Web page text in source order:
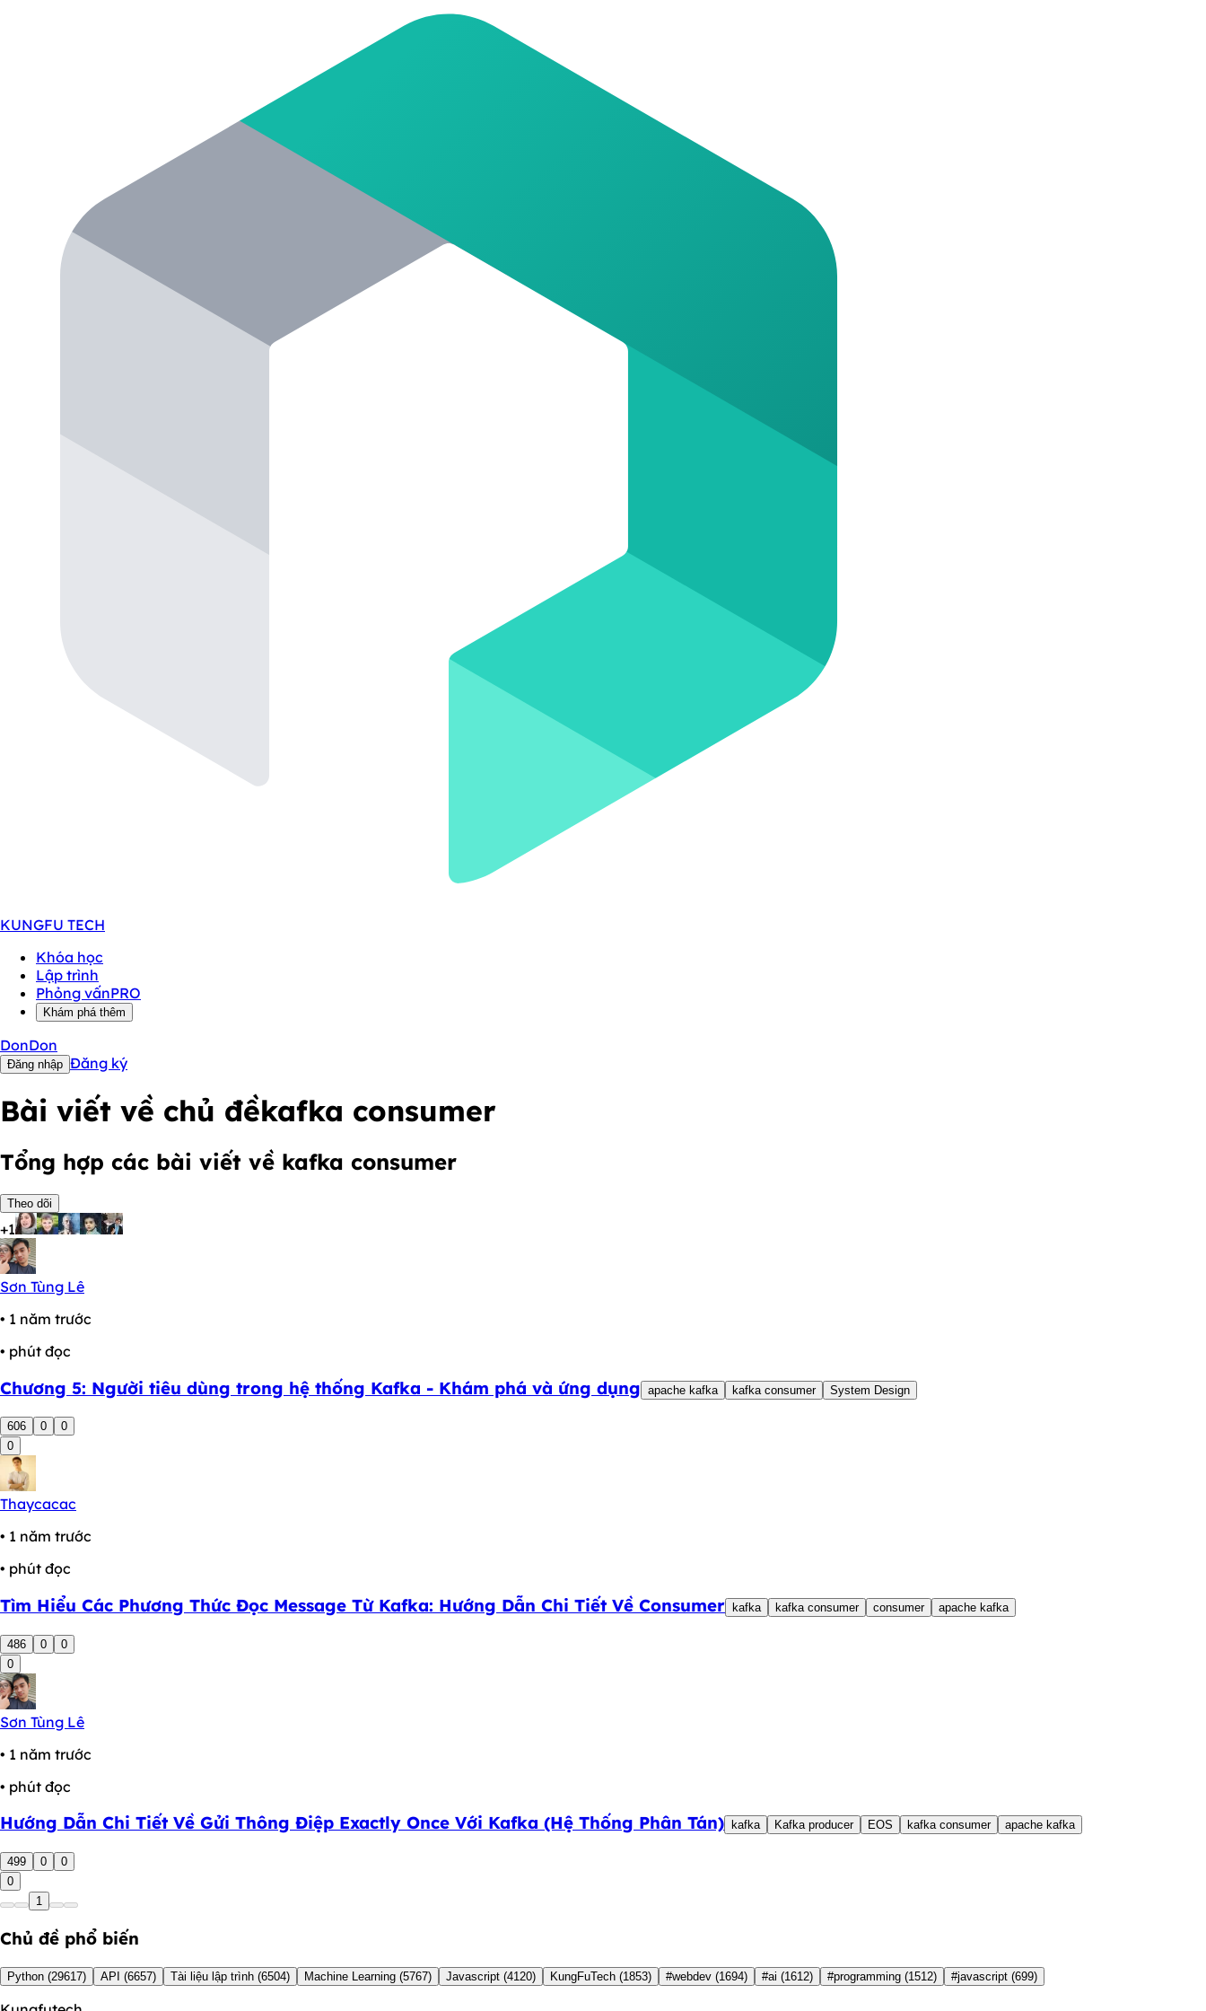
KUNGFU TECH
Khóa học
Lập trình
Phỏng vấnPRO
Khám phá thêm
DonDon
Đăng nhập Đăng ký
Bài viết về chủ đềkafka consumer
Tổng hợp các bài viết về kafka consumer
Theo dõi
+1
Sơn Tùng Lê
• 1 năm trước
• phút đọc
Chương 5: Người tiêu dùng trong hệ thống Kafka - Khám phá và ứng dụng apache kafka kafka consumer System Design
606 0
0
0
Thaycacac
• 1 năm trước
• phút đọc
Tìm Hiểu Các Phương Thức Đọc Message Từ Kafka: Hướng Dẫn Chi Tiết Về Consumer kafka kafka consumer consumer apache kafka
486 0
0
0
Sơn Tùng Lê
• 1 năm trước
• phút đọc
Hướng Dẫn Chi Tiết Về Gửi Thông Điệp Exactly Once Với Kafka (Hệ Thống Phân Tán) kafka Kafka producer EOS kafka consumer apache kafka
499 0
0
0
1
Chủ đề phổ biến
Python (29617) API (6657) Tài liệu lập trình (6504) Machine Learning (5767) Javascript (4120) KungFuTech (1853) #webdev (1694) #ai (1612) #programming (1512) #javascript (699)